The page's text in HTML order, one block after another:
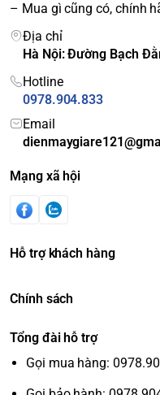
– Mua gì cũng có, chính
Địa chỉ
Hà Nội: Đường Bạch
Hotline
0978.904.833
Email
Mạng xã hội
Hỗ trợ khách hàng
Chính sách
Tổng đài hỗ trợ
Gọi mua hàng: